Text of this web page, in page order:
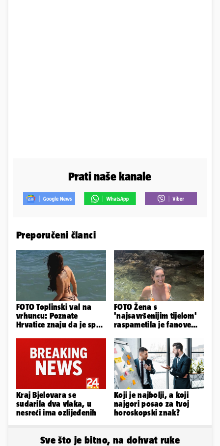
Prati naše kanale
Preporučeni članci
FOTO Toplinski val na
vrhuncu: Poznate
Hrvatice znaju da je spas
FOTO Žena s
'najsavršenijim tijelom'
raspametila je fanove
plićaka
Kraj Bjelovara se
sudarila dva vlaka, u
nesreći ima ozlijeđenih
Koji je najbolji, a koji
najgori posao za tvoj
horoskopski znak?
Sve što je bitno, na dohvat ruke